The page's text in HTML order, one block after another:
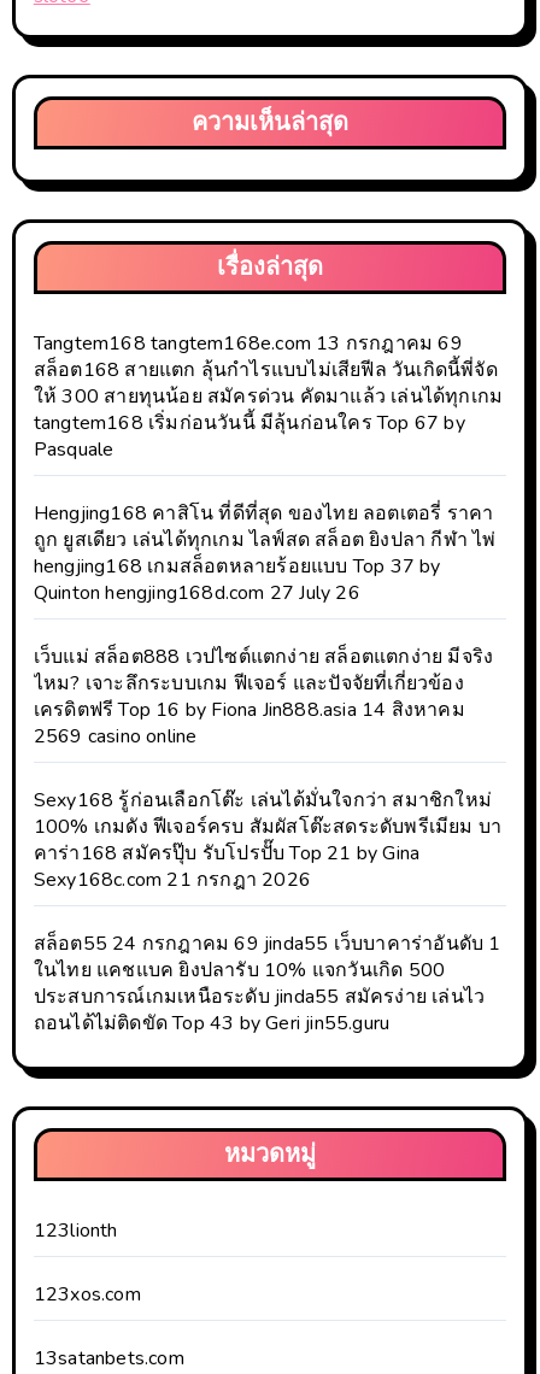
ความเห็นล่าสุด
เรื่องล่าสุด
Tangtem168 tangtem168e.com 13 กรกฎาคม 69
สล็อต168 สายแตก ลุ้นกำไรแบบไม่เสียฟีล วันเกิดนี้พี่จัด
ให้ 300 สายทุนน้อย สมัครด่วน คัดมาแล้ว เล่นได้ทุกเกม
tangtem168 เริ่มก่อนวันนี้ มีลุ้นก่อนใคร Top 67 by
Pasquale
Hengjing168 คาสิโน ที่ดีที่สุด ของไทย ลอตเตอรี่ ราคา
ถูก ยูสเดียว เล่นได้ทุกเกม ไลฟ์สด สล็อต ยิงปลา กีฬา ไพ่
hengjing168 เกมสล็อตหลายร้อยแบบ Top 37 by
Quinton hengjing168d.com 27 July 26
เว็บแม่ สล็อต888 เวปไซต์แตกง่าย สล็อตแตกง่าย มีจริง
ไหม? เจาะลึกระบบเกม ฟีเจอร์ และปัจจัยที่เกี่ยวข้อง
เครดิตฟรี Top 16 by Fiona Jin888.asia 14 สิงหาคม
2569 casino online
Sexy168 รู้ก่อนเลือกโต๊ะ เล่นได้มั่นใจกว่า สมาชิกใหม่
100% เกมดัง ฟีเจอร์ครบ สัมผัสโต๊ะสดระดับพรีเมียม บา
คาร่า168 สมัครปุ๊บ รับโปรปั๊บ Top 21 by Gina
Sexy168c.com 21 กรกฎา 2026
สล็อต55 24 กรกฎาคม 69 jinda55 เว็บบาคาร่าอันดับ 1
ในไทย แคชแบค ยิงปลารับ 10% แจกวันเกิด 500
ประสบการณ์เกมเหนือระดับ jinda55 สมัครง่าย เล่นไว
ถอนได้ไม่ติดขัด Top 43 by Geri jin55.guru
หมวดหมู่
123lionth
123xos.com
13satanbets.com